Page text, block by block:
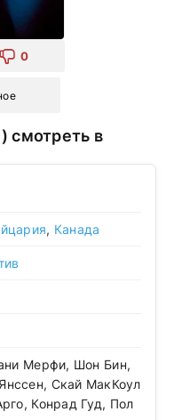
0
, Канада
Мерфи, Шон Бин,
Скай МакКоул
Конрад Гуд, Пол